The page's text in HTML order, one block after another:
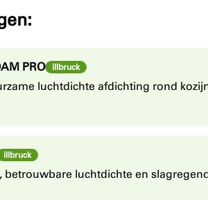
PRO illbruck
luchtdichte afdichting rond
illbruck
betrouwbare luchtdichte en